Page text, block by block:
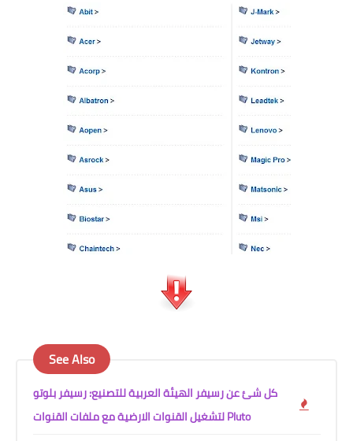
See Also
كل شئ عن رسيفر الهيئة العربية للتصنيع: رسيفر بلوتو
Pluto لتشغيل القنوات الارضية مع ملفات القنوات